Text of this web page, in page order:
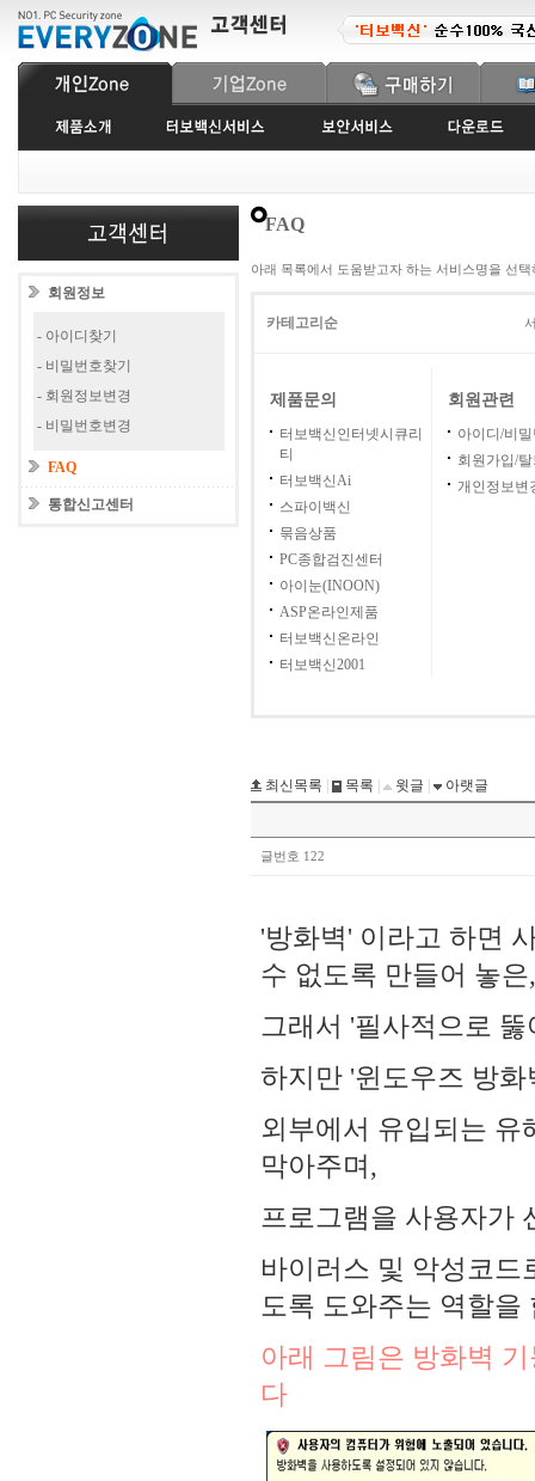
회원정보
- 아이디찾기
- 비밀번호찾기
- 회원정보변경
- 비밀번호변경
FAQ
통합신고센터
FAQ
아래 목록에서 도움받고자 하는 서비스명을 선택
카테고리순
제품문의
터보백신인터넷시큐리
티
터보백신Ai
스파이백신
묶음상품
PC종합검진센터
아이눈(INOON)
ASP온라인제품
터보백신온라인
터보백신2001
회원관련
아이디/비
회원가입/
개인정보변
최신목록 목록 윗글 아랫글
글번호 122
'방화벽' 이라고 하면
수 없도록 만들어 놓은,
그래서 '필사적으로
하지만 '윈도우즈 방화
외부에서 유입되는 유
막아주며,
프로그램을 사용자가
바이러스 및 악성코드
도록 도와주는 역할을
아래 그림은 방화벽
다